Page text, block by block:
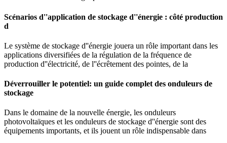
Scénarios d''application de stockage d''énergie : côté production
d
Le système de stockage d''énergie jouera un rôle important dans les
applications diversifiées de la régulation de la fréquence de
production d''électricité, de l''écrêtement des pointes, de la
Déverrouiller le potentiel: un guide complet des onduleurs de
stockage
Dans le domaine de la nouvelle énergie, les onduleurs
photovoltaïques et les onduleurs de stockage d''énergie sont des
équipements importants, et ils jouent un rôle indispensable dans